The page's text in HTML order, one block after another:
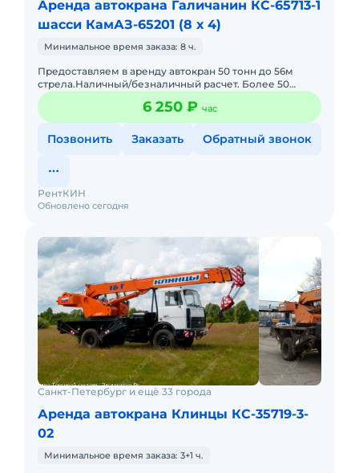
Аренда автокрана Галичанин КС-65713-1
шасси КамАЗ-65201 (8 х 4)
Минимальное время заказа: 8 ч.
Предоставляем в аренду автокран 50 тонн до 56м
стрела.Наличный/безналичный расчет. Более 50
единиц собственной импортной и отечественной
спецтехники.Качественна6 250 ₽ час
Позвонить Заказать Обратный звонок
Обновлено сегодня
РентКИН
Санкт-Петербург и ещё 33 города
Аренда автокрана Клинцы КС-35719-3-
02
Минимальное время заказа: 3+1 ч.